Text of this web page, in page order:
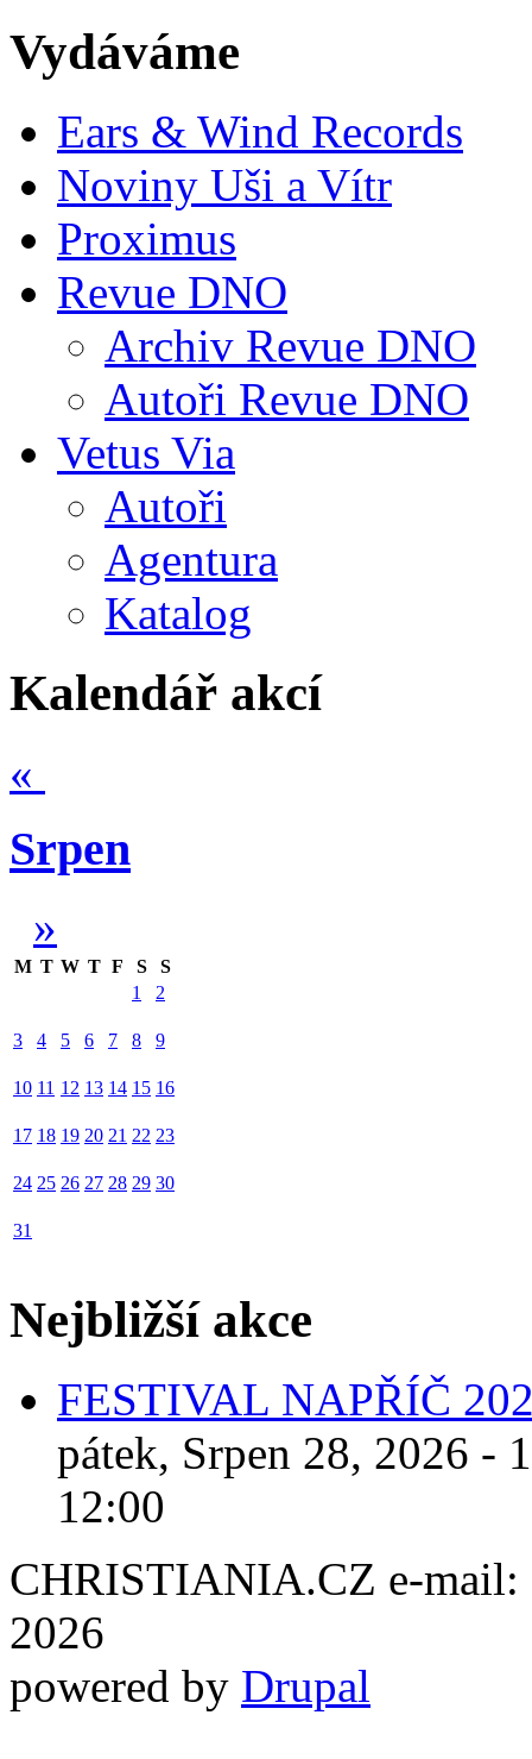
Vydáváme
Ears & Wind Records
Noviny Uši a Vítr
Proximus
Revue DNO
Archiv Revue DNO
Autoři Revue DNO
Vetus Via
Autoři
Agentura
Katalog
Kalendář akcí
«
Srpen
»
M T W T F S
S
1
2
3 4 5 6 7 8 9
10 11 12 13 14 15 16
17 18 19 20 21 22 23
24 25 26 27 28 29 30
31
Nejbližší akce
FESTIVAL NAPŘÍČ
pátek, Srpen 28, 2026 -
12:00
CHRISTIANIA.CZ e-mail:
2026
powered by Drupal